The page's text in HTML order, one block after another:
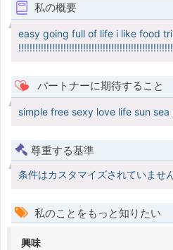
私の概要
easy going full of life i like food
パートナーに期待すること
simple free sexy love life sun
尊重する基準
条件はカスタマイズされていませ
私のことをもっと知りたい
興味